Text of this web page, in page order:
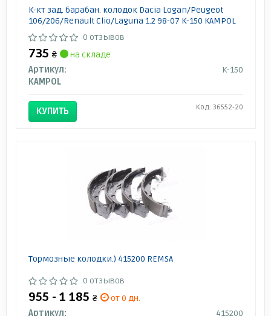
К-кт зад. барабан. колодок Dacia Logan/Peugeot
106/206/Renault Clio/Laguna 1.2 98-07 K-150 KAMPOL
0 отзывов
735 ₴
на складе
Артикул:
K-150
KAMPOL
КУПИТЬ Код: 36552-20
Тормозные колодки.) 415200 REMSA
0 отзывов
955 - 1 185 ₴
от 0 дн.
Артикул:
415200